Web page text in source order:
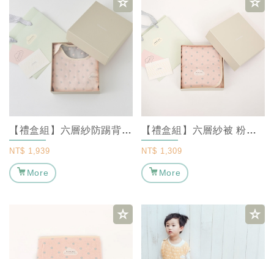
【禮盒組】六層紗防踢背心-粉粉灰M ｜ MARURU 【彌月禮盒/新生兒禮盒/嬰...
NT$ 1,939
More
【禮盒組】六層紗被 粉粉灰(S/M) ｜ MARURU 【彌月禮盒/新生兒禮盒/...
NT$ 1,309
More